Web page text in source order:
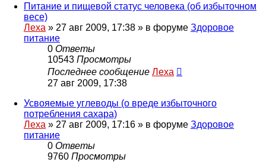
Питание и пищевой статус человека (об избыточном
весе)
Леха » 27 авг 2009, 17:38 » в форуме Здоровое
питание
0 Ответы
10543 Просмотры
Последнее сообщение Леха
27 авг 2009, 17:38
Усвояемые углеводы (о вреде избыточного
потребления сахара)
Леха » 27 авг 2009, 17:16 » в форуме Здоровое
питание
0 Ответы
9760 Просмотры